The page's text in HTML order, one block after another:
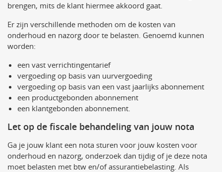
brengen, mits de klant hiermee akkoord gaat.
Er zijn verschillende methoden om de kosten van
onderhoud en nazorg door te belasten. Genoemd kunnen
worden:
een vast verrichtingentarief
vergoeding op basis van uurvergoeding
vergoeding op basis van een vast jaarlijks abonnement
een productgebonden abonnement
een klantgebonden abonnement.
Let op de fiscale behandeling van jouw nota
Ga je jouw klant een nota sturen voor jouw kosten voor
onderhoud en nazorg, onderzoek dan tijdig of je deze nota
moet belasten met btw en/of assurantiebelasting. Als